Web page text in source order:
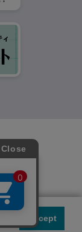
Accept